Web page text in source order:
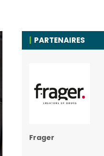
PARTENAIRES
Frager